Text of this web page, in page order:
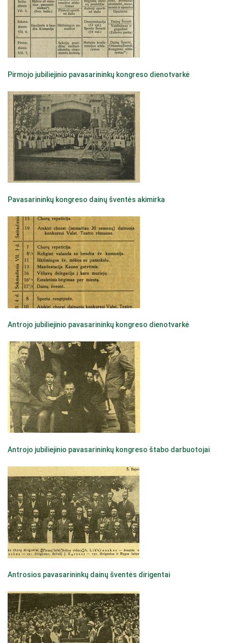
Pirmojo jubiliejinio pavasarininkų kongreso dienotvarkė
Pavasarininkų kongreso dainų šventės akimirka
Antrojo jubiliejinio pavasarininkų kongreso dienotvarkė
Antrojo jubiliejinio pavasarininkų kongreso štabo darbuotojai
Antrosios pavasarininkų dainų šventės dirigentai